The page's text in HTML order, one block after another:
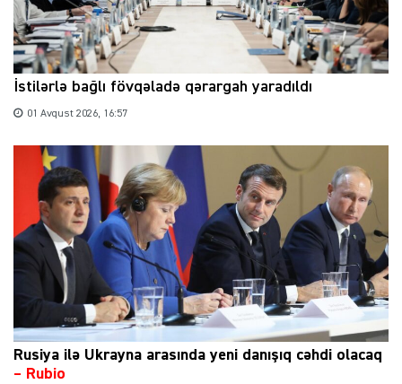
İstilərlə bağlı fövqəladə qərargah yaradıldı
01 Avqust 2026, 16:57
Rusiya ilə Ukrayna arasında yeni danışıq cəhdi olacaq
– Rubio